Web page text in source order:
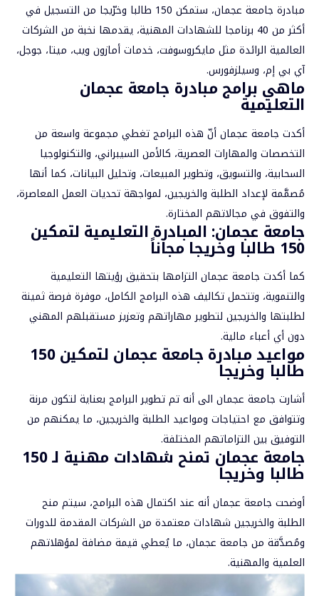
مبادرة جامعة عجمان، ستمكن 150 طالبا وخرّيجا من التسجيل في
أكثر من 40 برنامجا للشهادات المهنية، يقدمها نخبة من الشركات
العالمية الرائدة مثل مايكروسوفت، خدمات أمازون ويب، ميتا، جوجل،
آي بي إم، وسيلزفورس.
ماهي برامج مبادرة جامعة عجمان
التعليمية
أكدت جامعة عجمانأنّ هذه البرامج تغطي مجموعة واسعة من
التخصصات والمهارات العصرية، كالأمن السيبراني، والتكنولوجيا
السحابية، والتسويق، وتطوير المبيعات، وتحليل البيانات، كما أنها
مُصمَّمة لإعداد الطلبة والخريجين، لمواجهة تحديات العمل المعاصرة،
والتفوق في مجالاتهم المختارة.
جامعة عجمان: المبادرة التعليمية لتمكين
150 طالبا وخريجا مجاناً
كما أكدت جامعة عجمان التزامها بتحقيق رؤيتها التعليمية
والتنموية، وتتحمل تكاليف هذه البرامج الكامل، موفرة فرصة ثمينة
لطلبتها والخريجين لتطوير مهاراتهم وتعزيز مستقبلهم المهني
دون أي أعباء مالية.
مواعيد مبادرة جامعة عجمان لتمكين 150
طالبا وخريجا
أشارت جامعة عجمان الى أنه تم تطوير البرامج بعناية لتكون مرنة
وتتوافق مع احتياجات ومواعيد الطلبة والخريجين، ما يمكنهم من
التوفيق بين التزاماتهم المختلفة.
جامعة عجمان تمنح شهادات مهنية لـ 150
طالبا وخريجا
أوضحت جامعة عجمان أنه عند اكتمال هذه البرامج، سيتم منح
الطلبة والخريجين شهادات معتمدة من الشركات المقدمة للدورات
ومُصدَّقة من جامعة عجمان، ما يُعطي قيمة مضافة لمؤهلاتهم
العلمية والمهنية.